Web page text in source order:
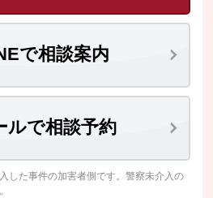
で相談案内
ルで相談予約
した事件の加害者側です。警察未介入の